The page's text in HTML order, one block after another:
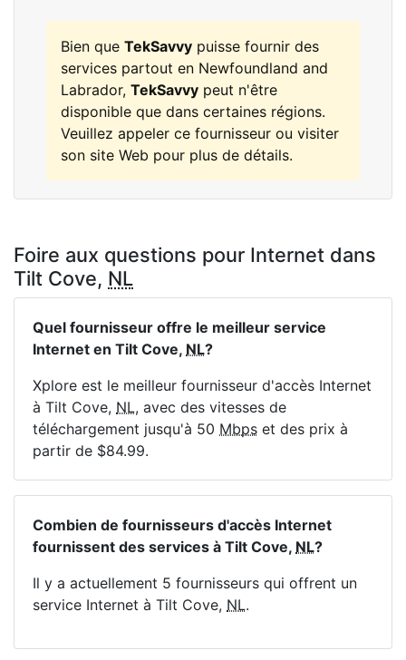
Bien que TekSavvy puisse fournir des
services partout en Newfoundland and
Labrador, TekSavvy peut n'être
disponible que dans certaines régions.
Veuillez appeler ce fournisseur ou visiter
son site Web pour plus de détails.
Foire aux questions pour Internet dans
Tilt Cove, NL
Quel fournisseur offre le meilleur service
Internet en Tilt Cove, NL?
Xplore est le meilleur fournisseur d'accès Internet
à Tilt Cove, NL, avec des vitesses de
téléchargement jusqu'à 50 Mbps et des prix à
partir de $84.99.
Combien de fournisseurs d'accès Internet
fournissent des services à Tilt Cove, NL?
Il y a actuellement 5 fournisseurs qui offrent un
service Internet à Tilt Cove, NL.